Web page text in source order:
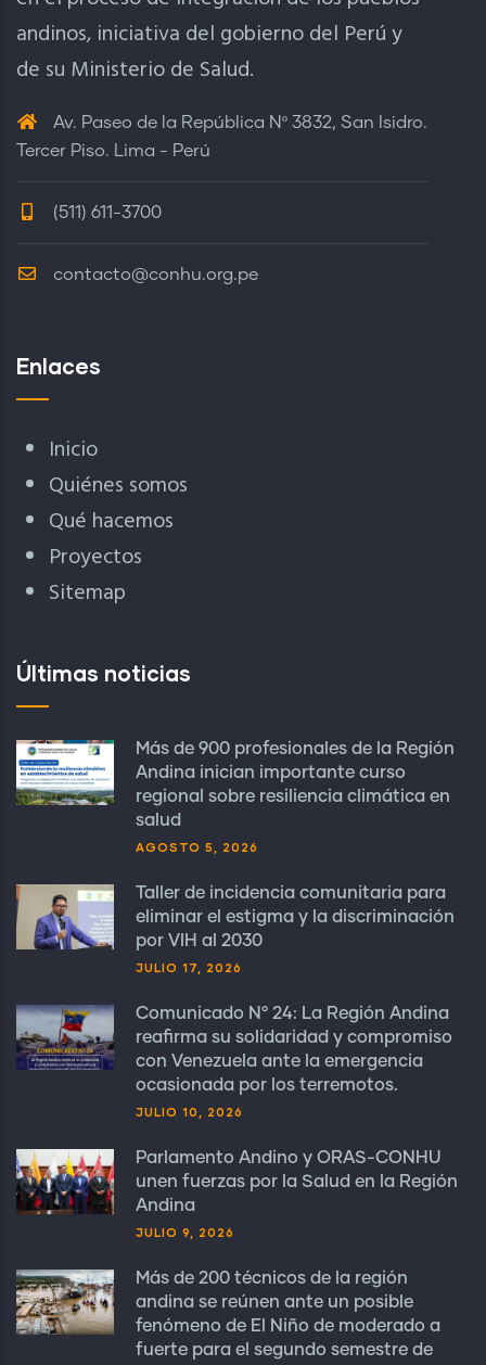
andinos, iniciativa del gobierno del Perú y
de su Ministerio de Salud.
Av. Paseo de la República Nº 3832, San Isidro.
Tercer Piso. Lima - Perú
(511) 611-3700
contacto@conhu.org.pe
Enlaces
Inicio
Quiénes somos
Qué hacemos
Proyectos
Sitemap
Últimas noticias
Más de 900 profesionales de la Región
Andina inician importante curso
regional sobre resiliencia climática en
salud
AGOSTO 5, 2026
Taller de incidencia comunitaria para
eliminar el estigma y la discriminación
por VIH al 2030
JULIO 17, 2026
Comunicado N° 24: La Región Andina
reafirma su solidaridad y compromiso
con Venezuela ante la emergencia
ocasionada por los terremotos.
JULIO 10, 2026
Parlamento Andino y ORAS-CONHU
unen fuerzas por la Salud en la Región
Andina
JULIO 9, 2026
Más de 200 técnicos de la región
andina se reúnen ante un posible
fenómeno de El Niño de moderado a
fuerte para el segundo semestre de